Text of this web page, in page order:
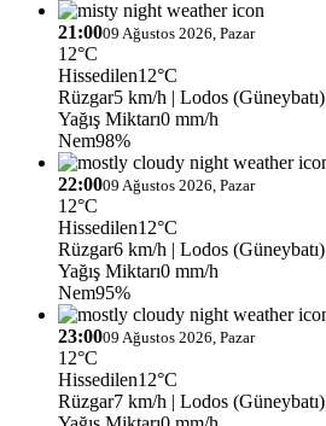
21:0009 Ağustos 2026, Pazar
12°C
Hissedilen12°C
Rüzgar5 km/h | Lodos (Güneybatı)
Yağış Miktarı0 mm/h
Nem98%
22:0009 Ağustos 2026, Pazar
12°C
Hissedilen12°C
Rüzgar6 km/h | Lodos (Güneybatı)
Yağış Miktarı0 mm/h
Nem95%
23:0009 Ağustos 2026, Pazar
12°C
Hissedilen12°C
Rüzgar7 km/h | Lodos (Güneybatı)